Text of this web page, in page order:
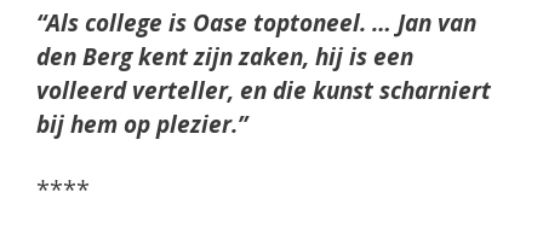
“Als college is Oase toptoneel. … Jan van
den Berg kent zijn zaken, hij is een
volleerd verteller, en die kunst scharniert
bij hem op plezier.”
****